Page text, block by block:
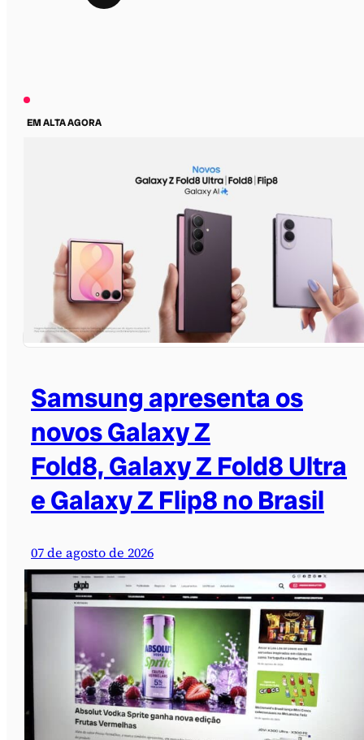
EM ALTA AGORA
Samsung apresenta os
novos Galaxy Z
Fold8, Galaxy Z Fold8 Ultra
e Galaxy Z Flip8 no Brasil
07 de agosto de 2026